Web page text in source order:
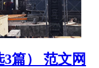
篇） 范文网